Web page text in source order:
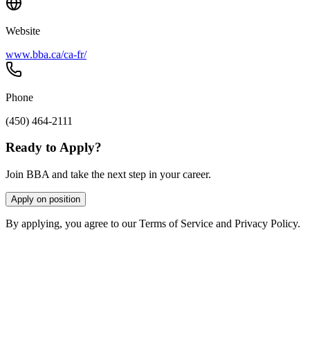
Website
www.bba.ca/ca-fr/
Phone
(450) 464-2111
Ready to Apply?
Join BBA and take the next step in your career.
Apply on position
By applying, you agree to our Terms of Service and Privacy Policy.